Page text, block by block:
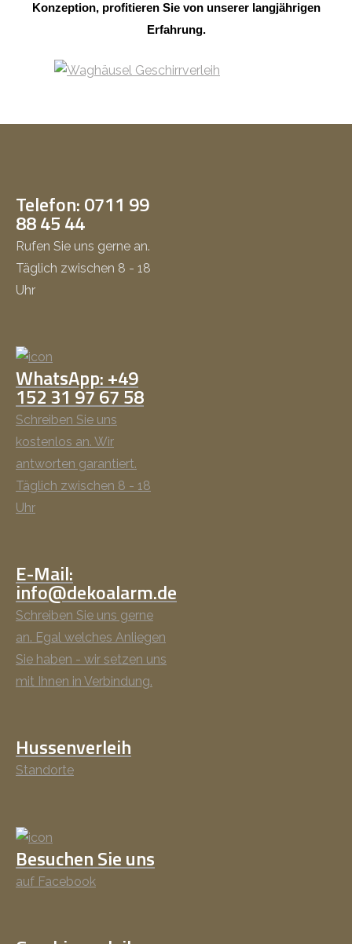
Konzeption, profitieren Sie von unserer langjährigen
Erfahrung.
Telefon: 0711 99
88 45 44
Rufen Sie uns gerne an.
Täglich zwischen 8 - 18
Uhr
WhatsApp: +49
152 31 97 67 58
Schreiben Sie uns
kostenlos an. Wir
antworten garantiert.
Täglich zwischen 8 - 18
Uhr
E-Mail:
info@dekoalarm.de
Schreiben Sie uns gerne
an. Egal welches Anliegen
Sie haben - wir setzen uns
mit Ihnen in Verbindung.
Hussenverleih
Standorte
Besuchen Sie uns
auf Facebook